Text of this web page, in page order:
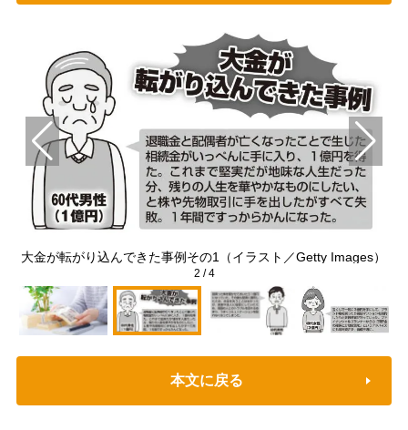
大金が転がり込んできた事例その1（イラスト／Getty Images）
2 /4
本文に戻る